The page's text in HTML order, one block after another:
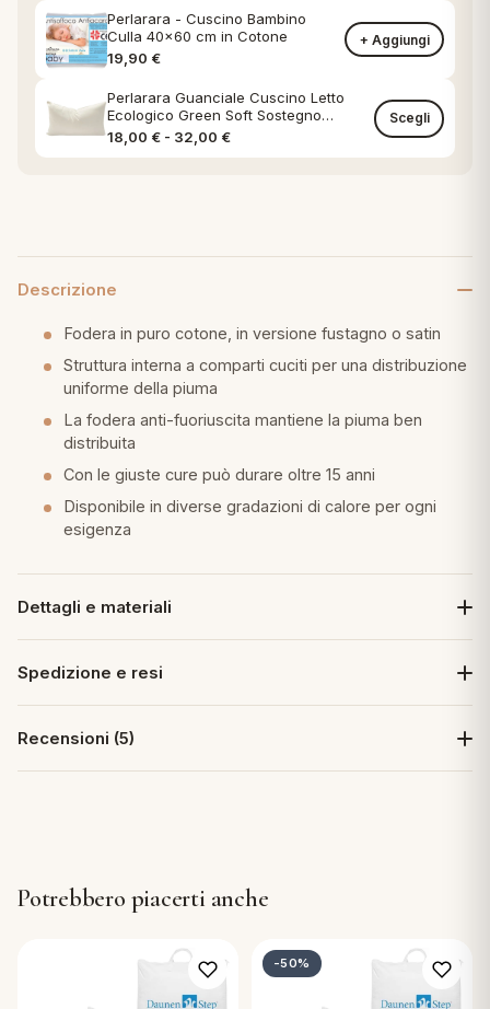
e PigiamiPerlarara - Cuscino Bambino
Culla 40x60 cm in Cotone
19,90 €
+ Aggiungi
Perlarara Guanciale Cuscino Letto
Ecologico Green Soft Sostegno
Classico federa in Cotone Naturale
18,00 € - 32,00 €Fascia di prezzo: da 18,00 € a
Scegli
Descrizione
Fodera in puro cotone, in versione fustagno o satin
Struttura interna a comparti cuciti per una distribuzione
uniforme della piuma
La fodera anti-fuoriuscita mantiene la piuma ben
distribuita
Con le giuste cure può durare oltre 15 anni
Disponibile in diverse gradazioni di calore per ogni
esigenza
Dettagli e materiali
Spedizione e resi
Recensioni (5)
Potrebbero piacerti anche
-50%